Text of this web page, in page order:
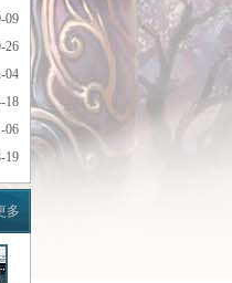
09
26
04
18
06
19
多